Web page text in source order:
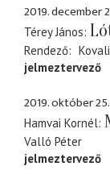
2019. december
Térey János
Rendező
jelmeztervező
2019. október 25.
Hamvai Kornél
Valló Péter
jelmeztervező